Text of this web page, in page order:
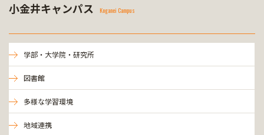
小金井キャンパス Koganei Campus
学部・大学院・研究所
図書館
多様な学習環境
地域連携